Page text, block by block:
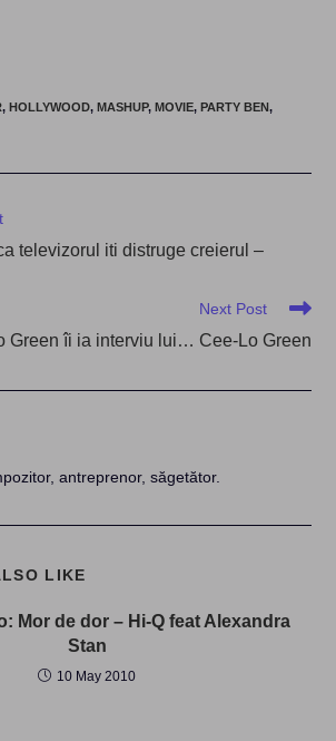
, HOLLYWOOD, MASHUP, MOVIE, PARTY BEN,
televizorul iti distruge creierul –
Next Post
Green îi ia interviu lui… Cee-Lo Green
antreprenor, săgetător.
LIKE
Mor de dor – Hi-Q feat Alexandra
Stan
10 May 2010